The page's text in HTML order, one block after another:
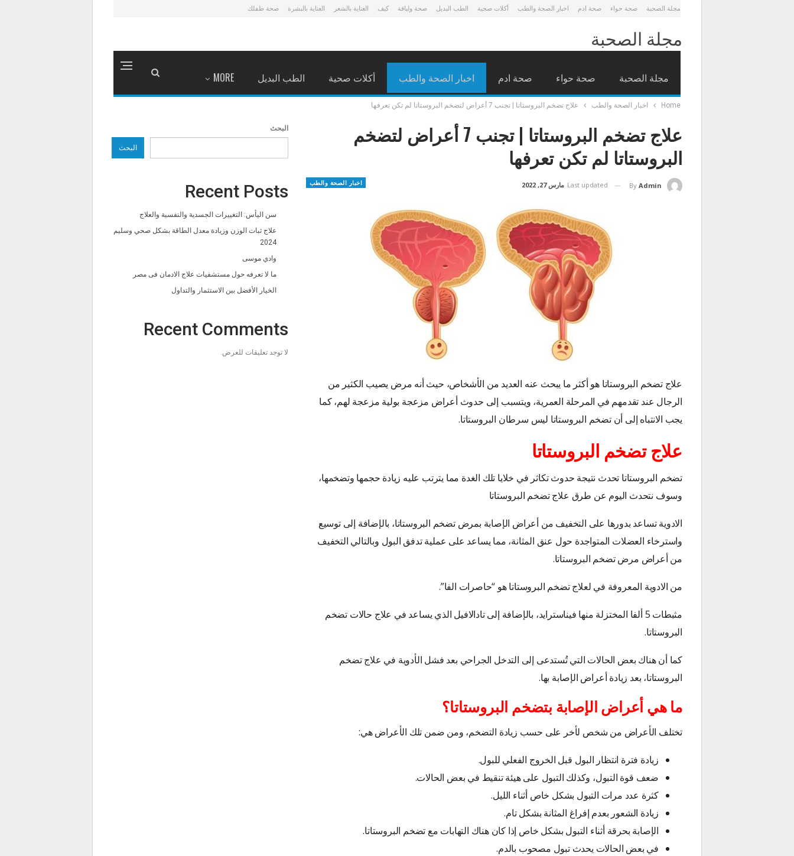
مجلة الصحبة صحة حواء صحة ادم اخبار الصحة والطب أكلات صحية الطب البديل صحة ولياقة كيف العناية بالشعر العناية بالبشرة صحة طفلك
مجلة الصحبة
مجلة الصحبة صحة حواء صحة ادم اخبار الصحة والطب أكلات صحية الطب البديل MORE
Home اخبار الصحة والطب علاج تضخم البروستاتا | تجنب 7 أعراض لتضخم البروستاتا لم تكن تعرفها
علاج تضخم البروستاتا | تجنب 7 أعراض لتضخم
البروستاتا لم تكن تعرفها
اخبار الصحة والطب By Admin
Last updated مارس 27, 2022
علاج تضخم البروستاتا هو أكثر ما يبحث عنه العديد من الأشخاص، حيث أنه مرض يصيب الكثير من
الرجال عند تقدمهم في المرحلة العمرية، ويتسبب إلى حدوث أعراض مزعجة بولية مزعجة لهم، كما
يجب الانتباه إلى أن تضخم البروستاتا ليس سرطان البروستاتا.
علاج تضخم البروستاتا
تضخم البروستاتا تحدث نتيجة حدوث تكاثر في خلايا تلك الغدة مما يترتب عليه زيادة حجمها وتضخمها،
وسوف نتحدث اليوم عن طرق علاج تضخم البروستاتا
الادوية تساعد بدورها على التخفيف من أعراض الإصابة بمرض تضخم البروستاتا، بالإضافة إلى توسيع
واسترخاء العضلات المتواجدة حول عنق المثانة، مما يساعد على عملية تدفق البول وبالتالي التخفيف
من أعراض مرض تضخم البروستاتا.
من الادوية المعروفة في لعلاج تضخم البروستاتا هو “حاصرات الفا”.
مثبطات 5 ألفا المختزلة منها فيناسترايد، بالإضافة إلى تادالافيل الذي يساعد في علاج حالات تضخم
البروستاتا.
كما أن هناك بعض الحالات التي تُستدعى إلى التدخل الجراحي بعد فشل الأدوية في علاج تضخم
البروستاتا، بعد زيادة أعراض الإصابة بها.
ما هي أعراض الإصابة بتضخم البروستاتا؟
تختلف الأعراض من شخص لأخر على حسب زيادة التضخم، ومن ضمن تلك الأعراض هي:
زيادة فترة انتظار البول قبل الخروج الفعلي للبول.
ضعف قوة التبول، وكذلك التبول على هيئة تنقيط في بعض الحالات.
كثرة عدد مرات التبول بشكل خاص أثناء الليل.
زيادة الشعور بعدم إفراغ المثانة بشكل تام.
الإصابة بحرقة أثناء التبول بشكل خاص إذا كان هناك التهابات مع تضخم البروستاتا.
في بعض الحالات يحدث تبول مصحوب بالدم.
البحث
البحث
Recent Posts
سن اليأس: التغييرات الجسدية والنفسية والعلاج
علاج ثبات الوزن وزيادة معدل الطاقة بشكل صحي وسليم
2024
وادي موسى
ما لا تعرفه حول مستشفيات علاج الادمان فى مصر
الخيار الأفضل بين الاستثمار والتداول
Recent Comments
لا توجد تعليقات للعرض.